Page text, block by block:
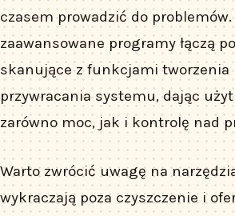
czasem prowadzić do
zaawansowane programy łączą
skanujące z funkcjami
przywracania systemu, dając
zarówno moc, jak i kontrolę nad
Warto zwrócić uwagę na
wykraczają poza czyszczenie i